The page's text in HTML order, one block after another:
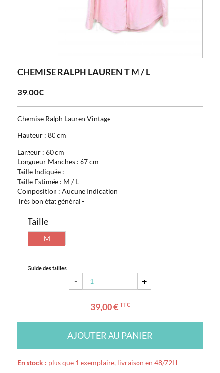
CHEMISE RALPH LAUREN T M / L
39,00€
Chemise Ralph Lauren Vintage
Hauteur : 80 cm
Largeur : 60 cm
Longueur Manches : 67 cm
Taille Indiquée :
Taille Estimée : M / L
Composition : Aucune Indication
Très bon état général -
Taille
M
Guide des tailles
- +
39,00 € TTC
AJOUTER AU PANIER
En stock : plus que 1 exemplaire, livraison en 48/72H